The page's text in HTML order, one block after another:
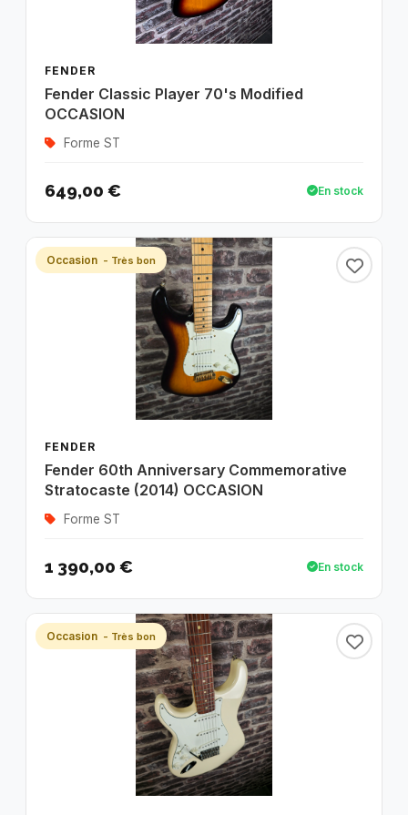
FENDER
Fender Classic Player 70's Modified
OCCASION
Forme ST
649,00 € En stock
Occasion - Très bon
FENDER
Fender 60th Anniversary Commemorative
Stratocaste (2014) OCCASION
Forme ST
1 390,00 € En stock
Occasion - Très bon